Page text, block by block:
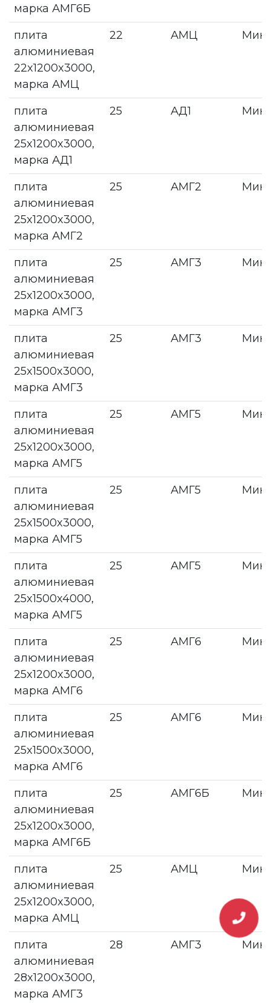
марка АМГ6Б
плита
алюминиевая
22x1200x3000,
марка АМЦ
22 АМЦ
плита
алюминиевая
25x1200x3000,
марка АД1
25 АД1
плита
алюминиевая
25x1200x3000,
марка АМГ2
25 АМГ2
плита
алюминиевая
25x1200x3000,
марка АМГ3
25 АМГ3
плита
алюминиевая
25x1500x3000,
марка АМГ3
25 АМГ3
плита
алюминиевая
25x1200x3000,
марка АМГ5
25 АМГ5
плита
алюминиевая
25x1500x3000,
марка АМГ5
25 АМГ5
плита
алюминиевая
25x1500x4000,
марка АМГ5
25 АМГ5
плита
алюминиевая
25x1200x3000,
марка АМГ6
25 АМГ6
плита
алюминиевая
25x1500x3000,
марка АМГ6
25 АМГ6
плита
алюминиевая
25x1200x3000,
марка АМГ6Б
25 АМГ6Б
плита
алюминиевая
25x1200x3000,
марка АМЦ
25 АМЦ
плита
алюминиевая
28x1200x3000,
марка АМГ3
28 АМГ3